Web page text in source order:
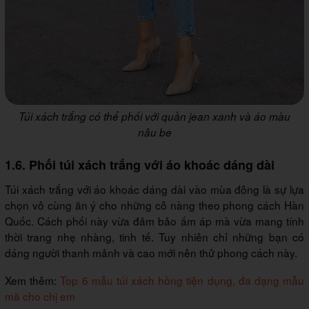
Túi xách trắng có thể phối với quần jean xanh và áo màu
nâu be
1.6. Phối túi xách trắng với áo khoác dáng dài
Túi xách trắng với áo khoác dáng dài vào mùa đông là sự lựa
chọn vô cùng ăn ý cho những cô nàng theo phong cách Hàn
Quốc. Cách phối này vừa đảm bảo ấm áp mà vừa mang tính
thời trang nhẹ nhàng, tinh tế. Tuy nhiên chỉ những bạn có
dáng người thanh mảnh và cao mới nên thử phong cách này.
Xem thêm:Top 6 mẫu túi xách hồng tiện dụng, đa dạng mẫu
mã cho chị em